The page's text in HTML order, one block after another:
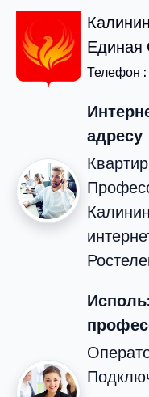
Единая
Телефон :
адресу